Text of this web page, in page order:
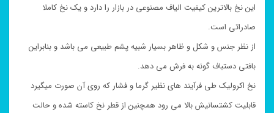
این نخ بالاترین کیفیت الیاف مصنوعی در بازار را دارد و یک نخ کاملا
صادراتی است.
از نظر جنس و شکل و ظاهر بسیار شبیه پشم طبیعی می باشد و بنابراین
بافتی دستباف گونه به فرش می دهد.
نخ اکرولیک طی فرآیند های نظیر گرما و فشار که روی آن صورت میگیرد
قابلیت کشتسانیش بالا می رود همچنین از قطر نخ کاسته شده و حالت